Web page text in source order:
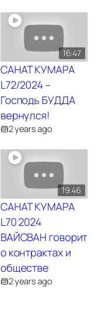
16:47
САНАТ КУМАРА
L72/2024 –
Господь БУДДА
вернулся!
2 years ago
19:46
САНАТ КУМАРА
L70 2024
ВАЙСВАН говорит
о контрактах и
обществе
2 years ago